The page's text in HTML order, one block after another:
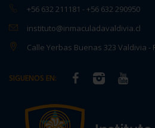
+56 632 211181 -+56 632 290950
instituto@inmaculadavaldivia.cl
Calle Yerbas Buenas 323 Valdivia -
SIGUENOS EN: